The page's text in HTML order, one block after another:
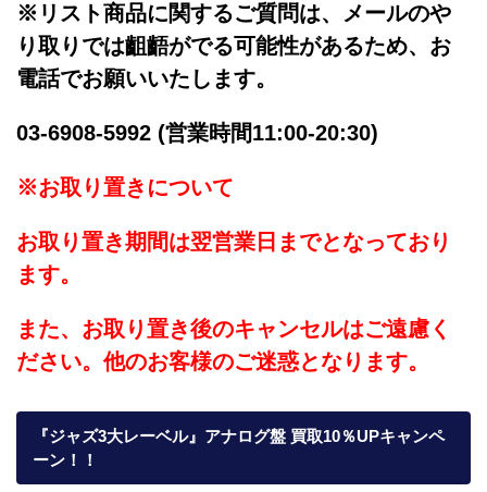
※リスト商品に関するご質問は、メールのや
り取りでは齟齬がでる可能性があるため、お
電話でお願いいたします。
03-6908-5992 (営業時間11:00-20:30)
※お取り置きについて
お取り置き期間は翌営業日までとなっており
ます。
また、お取り置き後のキャンセルはご遠慮く
ださい。他のお客様のご迷惑となります。
『ジャズ3大レーベル』アナログ盤 買取10％UPキャンペ
ーン！！